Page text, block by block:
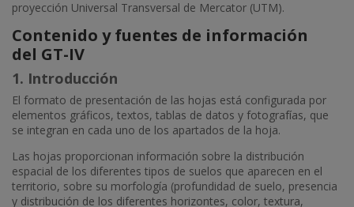
proyección Universal Transversal de Mercator (UTM).
Contenido y fuentes de información
del GT-IV
1. Introducción
El formato de presentación de las hojas está configurada por
elementos gráficos, textos, tablas de datos y fotografías, que
se integran en cada uno de los apartados de la hoja.
Las hojas proporcionan información sobre la distribución
espacial de los diferentes tipos de suelos que aparecen en el
territorio, sobre su morfología (profundidad de suelo, presencia
y distribución de los diferentes horizontes, color, textura,